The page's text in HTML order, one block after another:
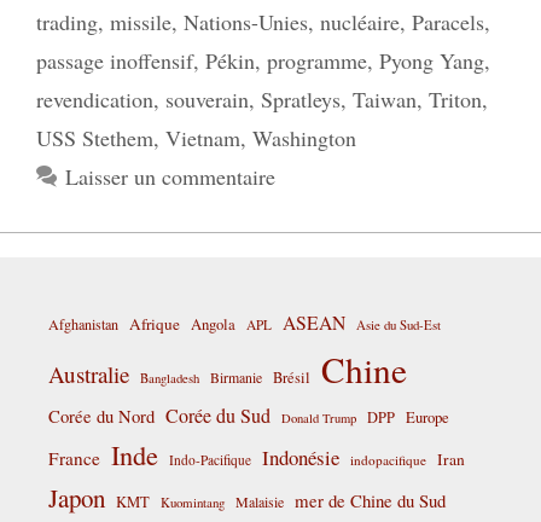
trading, missile, Nations-Unies, nucléaire, Paracels,
passage inoffensif, Pékin, programme, Pyong Yang,
revendication, souverain, Spratleys, Taiwan, Triton,
USS Stethem, Vietnam, Washington
Laisser un commentaire
Afghanistan Afrique Angola APL ASEAN Asie du Sud-Est
Australie Bangladesh Birmanie Brésil Chine
Corée du Nord Corée du Sud Donald Trump DPP Europe
France Inde Indo-Pacifique Indonésie indopacifique Iran
Japon KMT Kuomintang Malaisie mer de Chine du Sud